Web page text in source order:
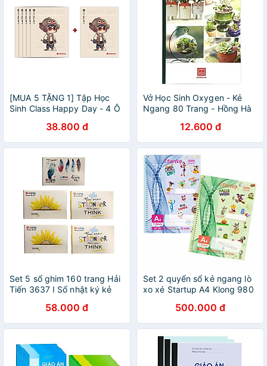
[MUA 5 TẶNG 1] Tập Học
Sinh Class Happy Day - 4 Ô
- Hồng Hà 0350 - Mẫu 4
38.800 đ
Vở Học Sinh Oxygen - Kẻ
Ngang 80 Trang - Hồng Hà
12.600 đ
Set 5 sổ ghim 160 trang Hải
Tiến 3637 I Sổ nhật ký kẻ
và danh bạ58.000 đ
Set 2 quyển sổ kẻ ngang lò
xo xé Startup A4 Klong 980
500.000 đ